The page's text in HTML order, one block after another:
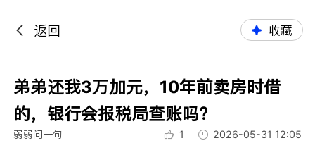
返回 收藏
弟弟还我3万加元，10年前卖房时借
的，银行会报税局查账吗？
弱弱问一句 1 2026-05-31 12:05